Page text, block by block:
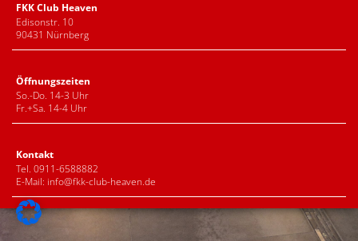
FKK Club Heaven
Edisonstr. 10
90431 Nürnberg
Öffnungszeiten
So.-Do. 14-3 Uhr
Fr.+Sa. 14-4 Uhr
Kontakt
Tel. 0911-6588882
E-Mail: info@fkk-club-heaven.de